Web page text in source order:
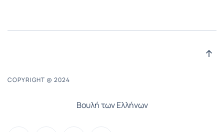
COPYRIGHT @ 2024
Βουλή των Ελλήνων